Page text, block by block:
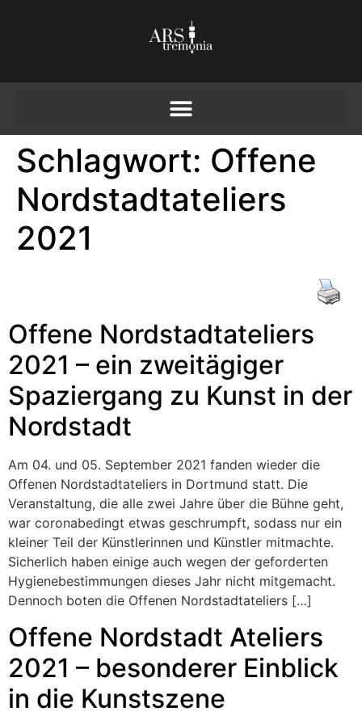
Schlagwort: Offene
Nordstadtateliers
2021
Offene Nordstadtateliers
2021 – ein zweitägiger
Spaziergang zu Kunst in der
Nordstadt
Am 04. und 05. September 2021 fanden wieder die
Offenen Nordstadtateliers in Dortmund statt. Die
Veranstaltung, die alle zwei Jahre über die Bühne geht,
war coronabedingt etwas geschrumpft, sodass nur ein
kleiner Teil der Künstlerinnen und Künstler mitmachte.
Sicherlich haben einige auch wegen der geforderten
Hygienebestimmungen dieses Jahr nicht mitgemacht.
Dennoch boten die Offenen Nordstadtateliers […]
Offene Nordstadt Ateliers
2021 – besonderer Einblick
in die Kunstszene